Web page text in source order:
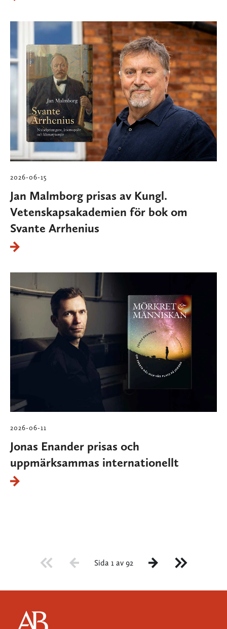
2026-06-15
Jan Malmborg prisas av Kungl.
Vetenskapsakademien för bok om
Svante Arrhenius
2026-06-11
Jonas Enander prisas och
uppmärksammas internationellt
Sida 1 av 92